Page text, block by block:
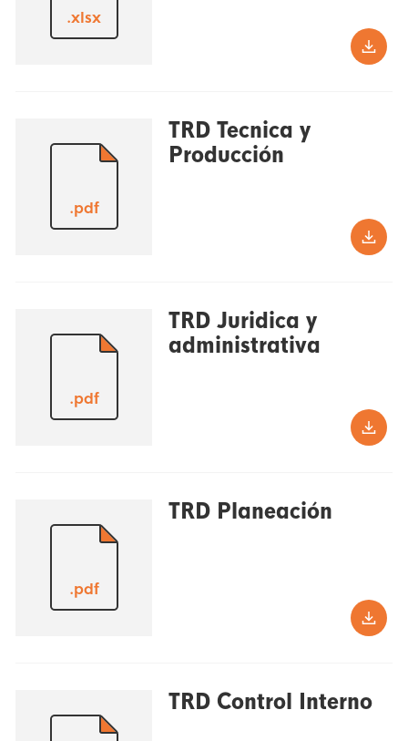
.xlsx
.pdf
TRD Tecnica y
Producción
.pdf
TRD Juridica y
administrativa
.pdf
TRD Planeación
TRD Control Interno